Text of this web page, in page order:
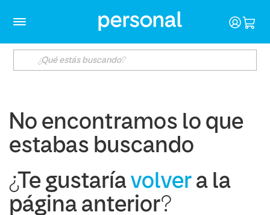
No encontramos lo que
estabas buscando
¿Te gustaría volver a la
página anterior?